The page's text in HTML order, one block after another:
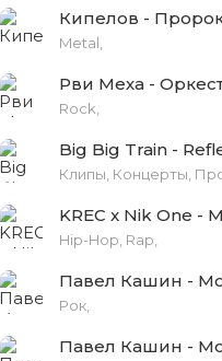
20. Тореро (Live
21. Я свободен
Кипелов -
Metal,
Рви Меха -
Rock,
Big Big Train -
Клипы, Концерты,
KREC x Nik One -
Hip-Hop, Rap,
Павел Кашин -
Рок,
Павел Кашин -